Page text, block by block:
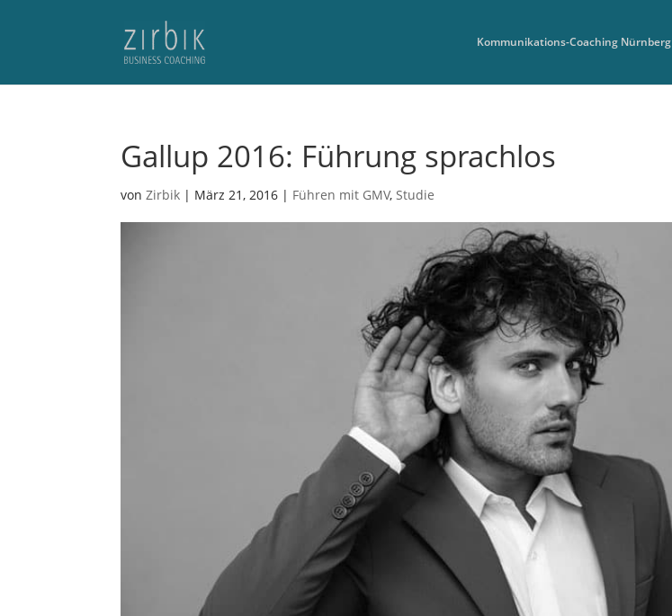
Kommunikations-Coaching Nürnberg
Gallup 2016: Führung sprachlos
vonZirbik | März 21, 2016 | Führen mit GMV,Studie